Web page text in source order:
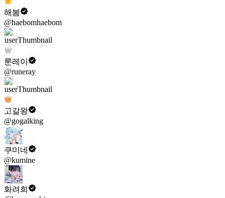
해봄
@haebomhaebom
룬레이
@runeray
고갈왕
@gogalking
쿠미네
@kumine
화려희